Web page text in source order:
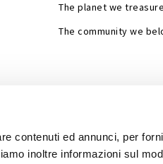
contenuti ed annunci, per
inoltre informazioni sul
The planet we treasure
The community we